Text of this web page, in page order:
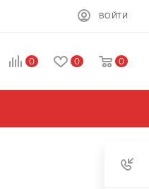
ВОЙТИ
0 0 0